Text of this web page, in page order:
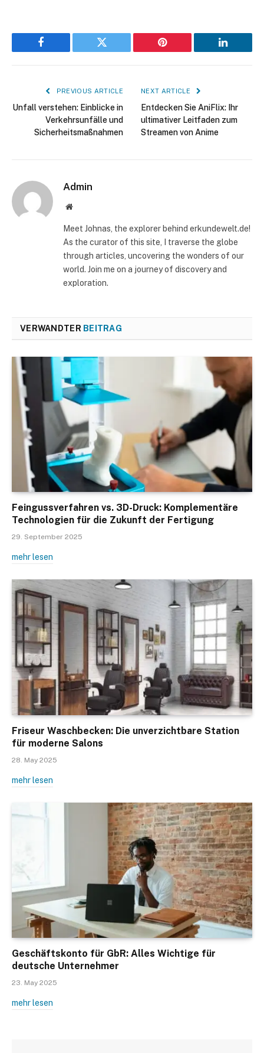
Facebook Twitter Pinterest LinkedIn
PREVIOUS ARTICLE
Unfall verstehen: Einblicke in
Verkehrsunfälle und
Sicherheitsmaßnahmen
NEXT ARTICLE
Entdecken Sie AniFlix: Ihr
ultimativer Leitfaden zum
Streamen von Anime
Admin
Website
Meet Johnas, the explorer behind erkundewelt.de!
As the curator of this site, I traverse the globe
through articles, uncovering the wonders of our
world. Join me on a journey of discovery and
exploration.
VERWANDTER BEITRAG
Feingussverfahren vs. 3D-Druck: Komplementäre
Technologien für die Zukunft der Fertigung
29. September 2025
mehr lesen
Friseur Waschbecken: Die unverzichtbare Station
für moderne Salons
28. May 2025
mehr lesen
Geschäftskonto für GbR: Alles Wichtige für
deutsche Unternehmer
23. May 2025
mehr lesen